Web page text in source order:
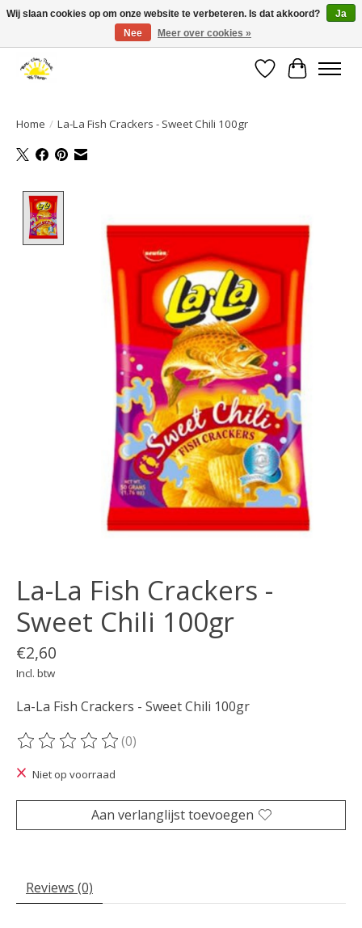
Large selection of products and fast shipping!
Verlanglijst
Home / La-La Fish Crackers - Sweet Chili 100gr
La-La Fish Crackers -
Sweet Chili 100gr
€2,60
Incl. btw
La-La Fish Crackers - Sweet Chili 100gr
De beoordeling van dit product is
(0)
Niet op voorraad
Aan verlanglijst toevoegen
Reviews (0)
Wij slaan cookies op om onze website te verbeteren. Is dat akkoord?
Ja
Nee
Meer over cookies »